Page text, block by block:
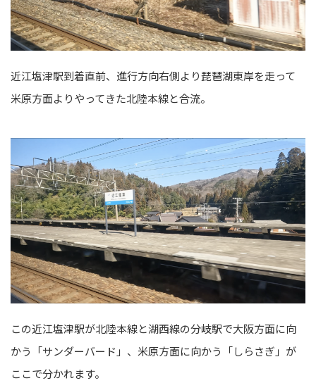
近江塩津駅到着直前、進行方向右側より琵琶湖東岸を走って
米原方面よりやってきた北陸本線と合流。
この近江塩津駅が北陸本線と湖西線の分岐駅で大阪方面に向
かう「サンダーバード」、米原方面に向かう「しらさぎ」が
ここで分かれます。